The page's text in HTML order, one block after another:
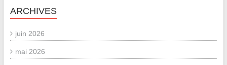
ARCHIVES
juin 2026
mai 2026